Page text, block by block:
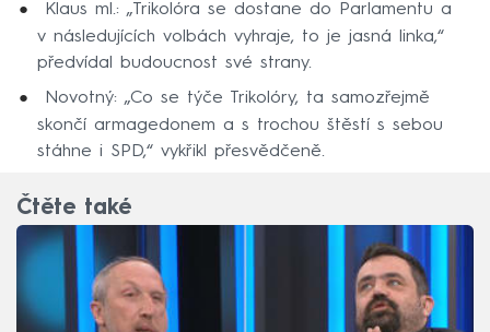
Klaus ml.: „Trikolóra se dostane do Parlamentu a
v následujících volbách vyhraje, to je jasná linka,“
předvídal budoucnost své strany.
Novotný: „Co se týče Trikolóry, ta samozřejmě
skončí armagedonem a s trochou štěstí s sebou
stáhne i SPD,“ vykřikl přesvědčeně.
Čtěte také